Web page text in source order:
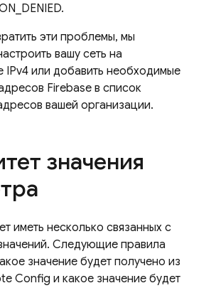
эти проблемы, мы
вашу сеть на
IPv4 или добавить необходимые
Firebase в список
вашей организации.
значения
иметь несколько связанных с
Следующие правила
значение будет получено из
Config и какое значение будет